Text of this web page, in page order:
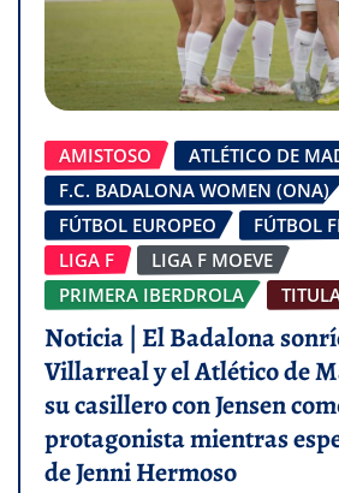
AMISTOSO
ATLÉTICO DE
F.C. BADALONA WOMEN (ONA)
FÚTBOL EUROPEO
FÚTBOL
LIGA F
LIGA F MOEVE
PRIMERA IBERDROLA
Noticia | El Badalona
Villarreal y el Atlético de
su casillero con Jensen
protagonista mientras
de Jenni Hermoso